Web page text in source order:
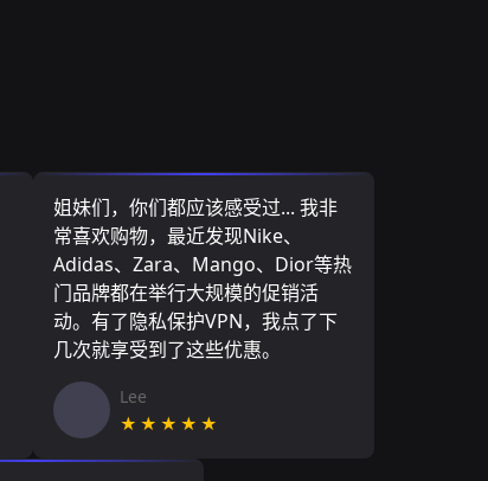
姐妹们，你们都应该感受过... 我非
常喜欢购物，最近发现Nike、
Adidas、Zara、Mango、Dior等热
门品牌都在举行大规模的促销活
动。有了隐私保护VPN，我点了下
几次就享受到了这些优惠。
Lee
★★★★★